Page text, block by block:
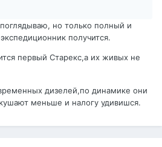
но только полный и
получится.
первый Старекс,а их живых не
дизелей,по динамике они
меньше и налогу удивишся.